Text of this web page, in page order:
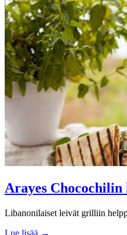
Arayes
Libanonilaiset leivät grilliin